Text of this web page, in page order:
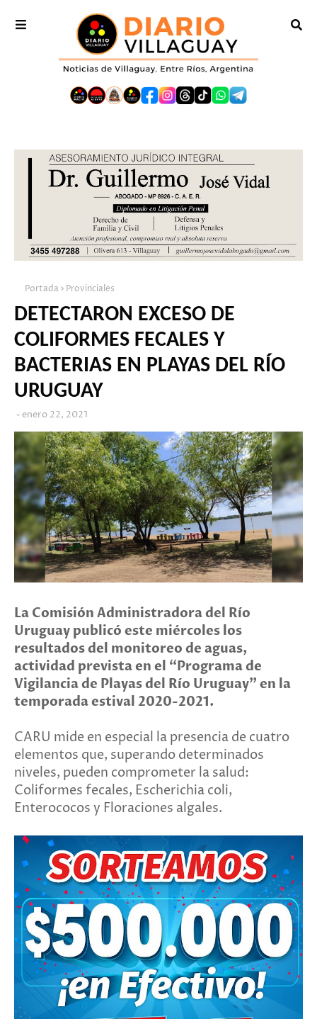
Portada Provinciales
DETECTARON EXCESO DE
COLIFORMES FECALES Y
BACTERIAS EN PLAYAS DEL RÍO
URUGUAY
enero 22, 2021
La Comisión Administradora del Río
Uruguay publicó este miércoles los
resultados del monitoreo de aguas,
actividad prevista en el “Programa de
Vigilancia de Playas del Río Uruguay” en la
temporada estival 2020-2021.
CARU mide en especial la presencia de cuatro
elementos que, superando determinados
niveles, pueden comprometer la salud:
Coliformes fecales, Escherichia coli,
Enterococos y Floraciones algales.